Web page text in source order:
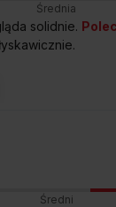
360°
i lewo-
wyjściowej
gdy robisz to lewą
jest obrotowa!
Średnia
solidnie.
Średni